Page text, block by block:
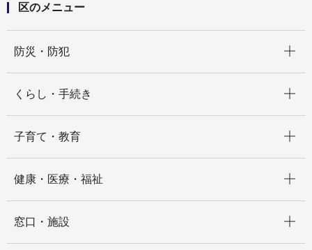
区のメニュー
防災・防犯
くらし・手続き
子育て・教育
健康・医療・福祉
窓口・施設